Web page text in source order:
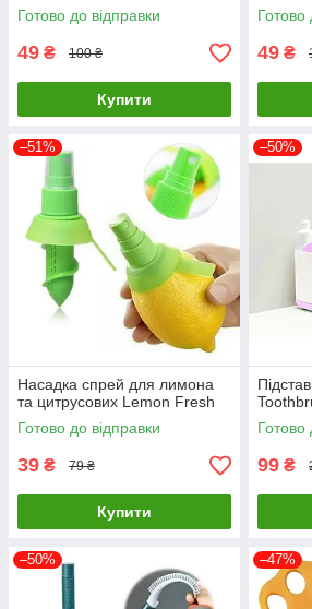
Готово до відправки
49 ₴ 100 ₴
Купити
Готово
49 ₴
–51%
Насадка спрей для лимона
та цитрусових Lemon Fresh
Готово до відправки
39 ₴ 79 ₴
Купити
–50%
Готово
99 ₴
–50% –47%